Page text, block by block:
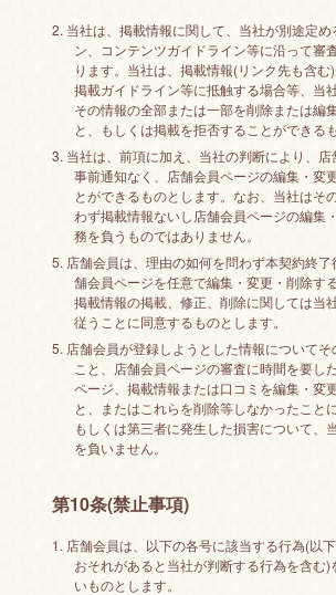
2. 当社は、掲載情報に関して、当社が別途定め
ン、コンテンツガイドライン等に沿って審
ります。当社は、掲載情報(リンク先も含む
掲載ガイドライン等に抵触する場合等、当
その情報の全部または一部を削除または編
と、もしくは掲載を拒否することができる
3. 当社は、前項に加え、当社の判断により、
事前通知なく、店舗会員ページの編集・変
とができるものとします。なお、当社はそ
わず掲載情報ないし店舗会員ページの編集
務を負うものではありません。
5. 店舗会員は、理由の如何を問わず本契約終
舗会員ページを任意で編集・変更・削除す
掲載情報の掲載、修正、削除に関しては当
従うことに同意するものとします。
5. 店舗会員が登録しようとした情報について
こと、店舗会員ページの審査に時間を要し
ページ、掲載情報または口コミを編集・変
と、またはこれらを削除等しなかったこと
もしくは第三者に発生した損害について、
を負いません。
第10条(禁止事項)
1. 店舗会員は、以下の各号に該当する行為(以
おそれがあると当社が判断する行為を含む)
いものとします。